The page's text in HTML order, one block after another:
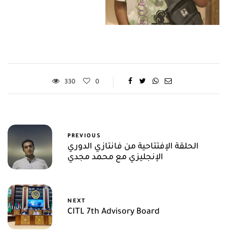
330 0
PREVIOUS
الحلقة الإفتتاحية من فانتازي الدوري
الإنجليزي مع محمد مجدي
NEXT
CITL 7th Advisory Board